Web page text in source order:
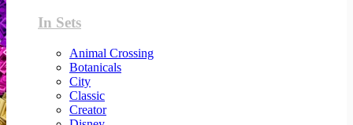
In Sets
Animal Crossing
Botanicals
City
Classic
Creator